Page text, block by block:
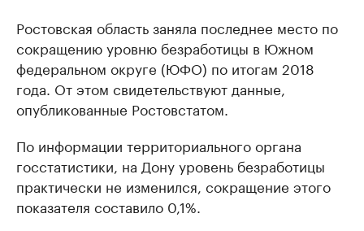
Ростовская область заняла последнее место по
сокращению уровню безработицы в Южном
федеральном округе (ЮФО) по итогам 2018
года. От этом свидетельствуют данные,
опубликованные Ростовстатом.
По информации территориального органа
госстатистики, на Дону уровень безработицы
практически не изменился, сокращение этого
показателя составило 0,1%.